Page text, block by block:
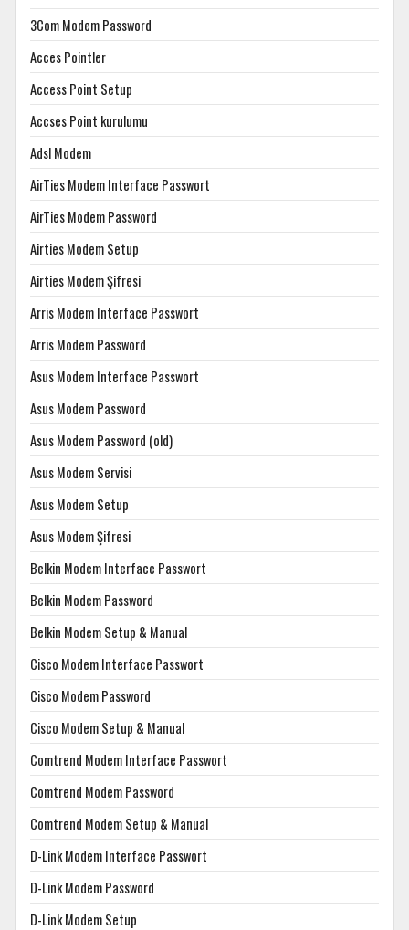
3Com Modem Password
Acces Pointler
Access Point Setup
Accses Point kurulumu
Adsl Modem
AirTies Modem Interface Passwort
AirTies Modem Password
Airties Modem Setup
Airties Modem Şifresi
Arris Modem Interface Passwort
Arris Modem Password
Asus Modem Interface Passwort
Asus Modem Password
Asus Modem Password (old)
Asus Modem Servisi
Asus Modem Setup
Asus Modem Şifresi
Belkin Modem Interface Passwort
Belkin Modem Password
Belkin Modem Setup & Manual
Cisco Modem Interface Passwort
Cisco Modem Password
Cisco Modem Setup & Manual
Comtrend Modem Interface Passwort
Comtrend Modem Password
Comtrend Modem Setup & Manual
D-Link Modem Interface Passwort
D-Link Modem Password
D-Link Modem Setup